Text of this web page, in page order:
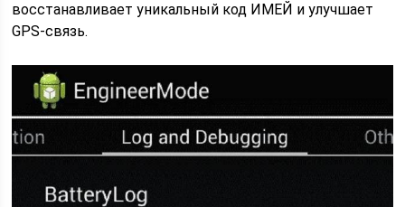
восстанавливает уникальный код ИМЕЙ и улучшает
GPS-связь.